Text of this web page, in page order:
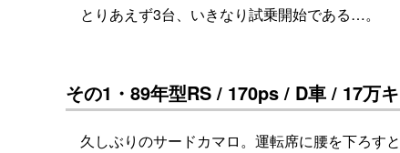
とりあえず3台、いきなり試乗開始である…。
その1・89年型RS / 170ps / D車 / 17万
久しぶりのサードカマロ。運転席に腰を下ろす